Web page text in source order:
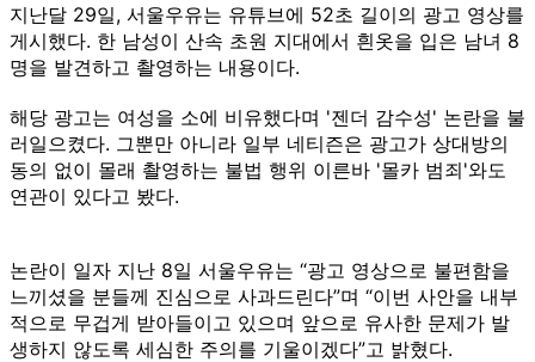
지난달 29일, 서울우유는 유튜브에 52초 길이의 광고 영상를
게시했다. 한 남성이 산속 초원 지대에서 흰옷을 입은 남녀 8
명을 발견하고 촬영하는 내용이다.
해당 광고는 여성을 소에 비유했다며 '젠더 감수성' 논란을 불
러일으켰다. 그뿐만 아니라 일부 네티즌은 광고가 상대방의
동의 없이 몰래 촬영하는 불법 행위 이른바 '몰카 범죄'와도
연관이 있다고 봤다.
논란이 일자 지난 8일 서울우유는 “광고 영상으로 불편함을
느끼셨을 분들께 진심으로 사과드린다”며 “이번 사안을 내부
적으로 무겁게 받아들이고 있으며 앞으로 유사한 문제가 발
생하지 않도록 세심한 주의를 기울이겠다”고 밝혔다.